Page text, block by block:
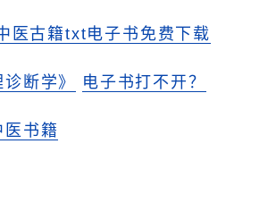
医古籍txt电子书免费下载
断学》 电子书打不开？
医书籍